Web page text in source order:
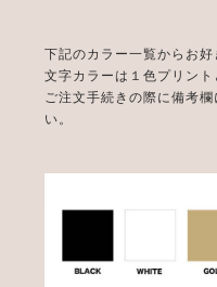
下記のカラー一覧からお好
文字カラーは１色プリント
ご注文手続きの際に備考
い。